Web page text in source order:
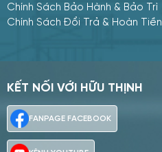
Chính Sách Bảo Hành & Bảo Trì
Chính Sách Đổi Trả & Hoàn Tiền
KẾT NỐI VỚI HỮU THỊNH